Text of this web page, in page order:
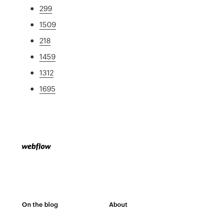
299
1509
218
1459
1312
1695
On the blog About